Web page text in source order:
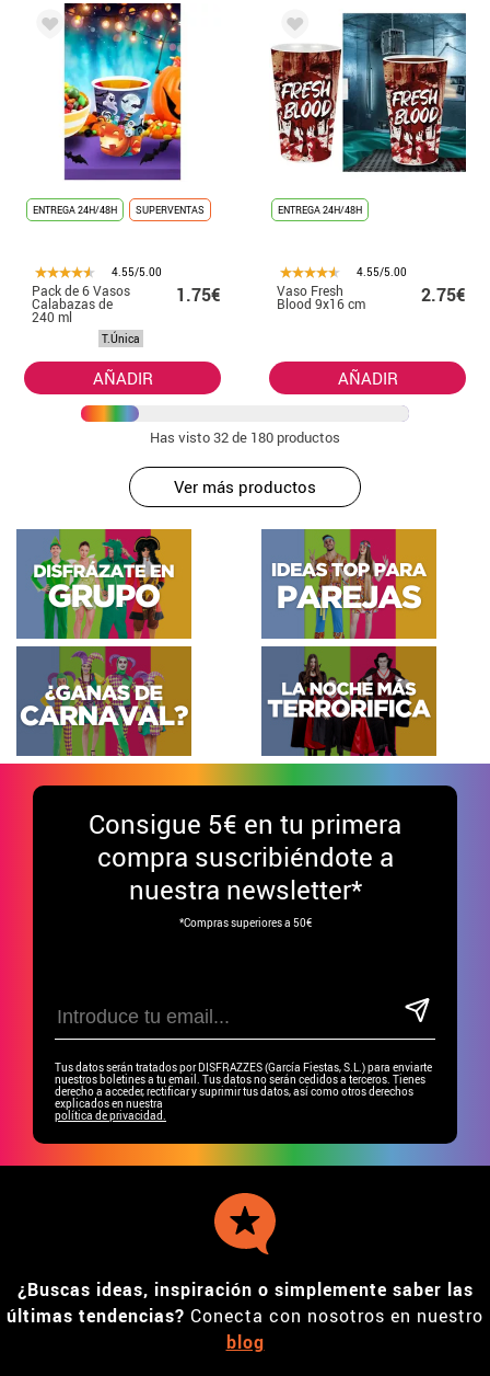
ENTREGA 24H/48H SUPERVENTAS
4.55/5.00
Pack de 6 Vasos
Calabazas de
240 ml
1.75€
T.Única
AÑADIR
ENTREGA 24H/48H
4.55/5.00
Vaso Fresh
Blood 9x16 cm 2.75€
AÑADIR
Has visto32de 180 productos
Ver más productos
Consigue 5€ en tu primera
compra suscribiéndote a
nuestra newsletter*
*Compras superiores a 50€
Tus datos serán tratados por DISFRAZZES (García Fiestas, S.L.) para enviarte
nuestros boletines a tu email. Tus datos no serán cedidos a terceros. Tienes
derecho a acceder, rectificar y suprimir tus datos, así como otros derechos
explicados en nuestra
política de privacidad.
¿Buscas ideas, inspiración o simplemente saber las
últimas tendencias? Conecta con nosotros en nuestro
blog